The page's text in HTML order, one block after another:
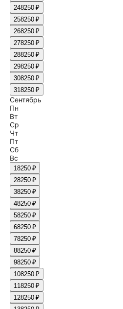
248250 ₽
258250 ₽
268250 ₽
278250 ₽
288250 ₽
298250 ₽
308250 ₽
318250 ₽
Сентябрь
Пн
Вт
Ср
Чт
Пт
Сб
Вс
18250 ₽
28250 ₽
38250 ₽
48250 ₽
58250 ₽
68250 ₽
78250 ₽
88250 ₽
98250 ₽
108250 ₽
118250 ₽
128250 ₽